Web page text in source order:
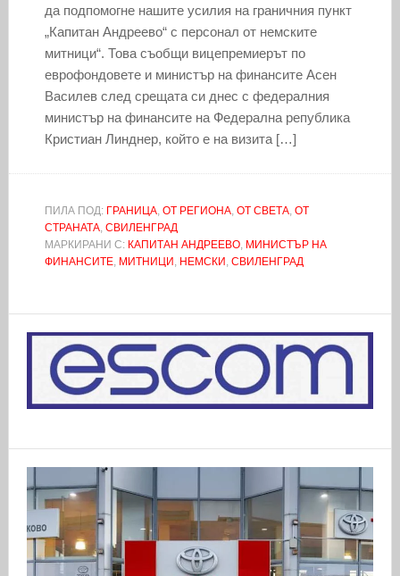
да подпомогне нашите усилия на граничния пункт
„Капитан Андреево“ с персонал от немските
митници“. Това съобщи вицепремиерът по
еврофондовете и министър на финансите Асен
Василев след срещата си днес с федералния
министър на финансите на Федерална република
Кристиан Линднер, който е на визита […]
ПИЛА ПОД: ГРАНИЦА, ОТ РЕГИОНА, ОТ СВЕТА, ОТ
СТРАНАТА, СВИЛЕНГРАД
МАРКИРАНИ С: КАПИТАН АНДРЕЕВО, МИНИСТЪР НА
ФИНАНСИТЕ, МИТНИЦИ , НЕМСКИ , СВИЛЕНГРАД